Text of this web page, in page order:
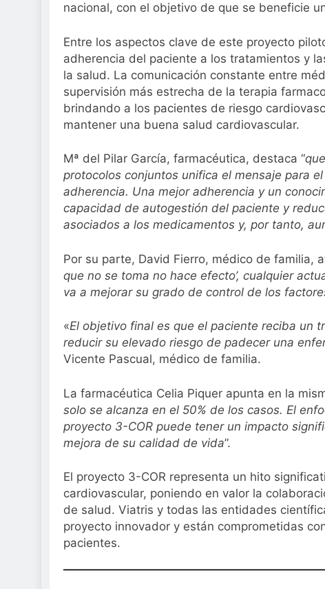
nacional, con el objetivo de que se beneficie
Entre los aspectos clave de este proyecto
adherencia del paciente a los tratamientos y
la salud. La comunicación constante entre
supervisión más estrecha de la terapia
brindando a los pacientes de riesgo
mantener una buena salud cardiovascular.
Mª del Pilar García, farmacéutica, destaca “
protocolos conjuntos unifica el mensaje para
adherencia. Una mejor adherencia y un
capacidad de autogestión del paciente y
asociados a los medicamentos y, por tanto,
Por su parte, David Fierro, médico de familia,
que no se toma no hace efecto’, cualquier
va a mejorar su grado de control de los
«El objetivo final es que el paciente reciba un
reducir su elevado riesgo de padecer una
Vicente Pascual, médico de familia.
La farmacéutica Celia Piquer apunta en la
solo se alcanza en el 50% de los casos. El
proyecto 3-COR puede tener un impacto
mejora de su calidad de vida”.
El proyecto 3-COR representa un hito
cardiovascular, poniendo en valor la
de salud. Viatris y todas las entidades
proyecto innovador y están comprometidas
pacientes.